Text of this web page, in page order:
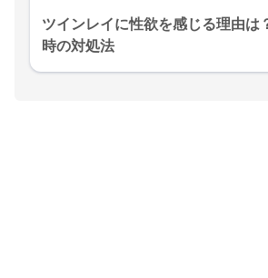
ツインレイに性欲を感じる理由は
時の対処法